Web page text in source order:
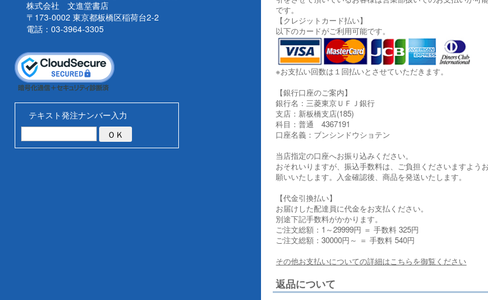
株式会社 文進堂書店
〒173-0002 東京都板橋区稲荷台2-2
電話：03-3964-3305
テキスト発注ナンバー入力
です。
【クレジットカード払い】
以下のカードがご利用可能です。
※お支払い回数は１回払いとさせていただきます。
【銀行口座のご案内】
銀行名：三菱東京ＵＦＪ銀行
支店：新板橋支店(185)
科目：普通 4367191
口座名義：ブンシンドウショテン
当店指定の口座へお振り込みください。
おそれいりますが、振込手数料は、ご負担くださいますようお
願いいたします。入金確認後、商品を発送いたします。
【代金引換払い】
お届けした配達員に代金をお支払ください。
別途下記手数料がかかります。
ご注文総額：1～29999円 ＝ 手数料 325円
ご注文総額：30000円～ ＝ 手数料 540円
その他お支払いについての詳細はこちらを御覧ください
返品について